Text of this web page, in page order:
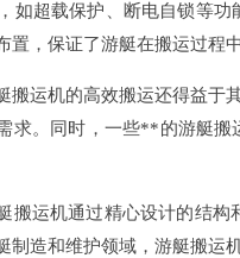
如超载保护、断电自锁等
置，保证了游艇在搬运过程
搬运机的高效搬运还得益于
求。同时，一些**的游艇搬
搬运机通过精心设计的结
制造和维护领域，游艇搬运